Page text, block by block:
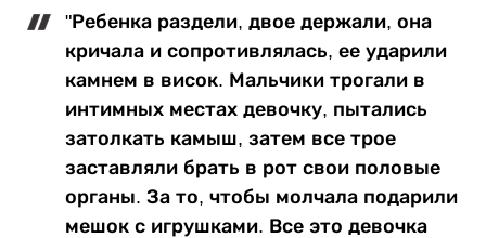
"Ребенка раздели, двое держали, она
кричала и сопротивлялась, ее ударили
камнем в висок. Мальчики трогали в
интимных местах девочку, пытались
затолкать камыш, затем все трое
заставляли брать в рот свои половые
органы. За то, чтобы молчала подарили
мешок с игрушками. Все это девочка